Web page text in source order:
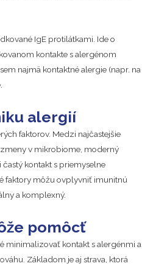
IgE protilátkami. Ide o
kontakte s alergénom
najmä kontaktné alergie (napr. na
alergií
faktorov. Medzi najčastejšie
v mikrobiome, moderný
častý kontakt s priemyselne
faktory môžu ovplyvniť imunitnú
a komplexný.
pomôcť
minimalizovať kontakt s alergénmi a
Základom je aj strava, ktorá